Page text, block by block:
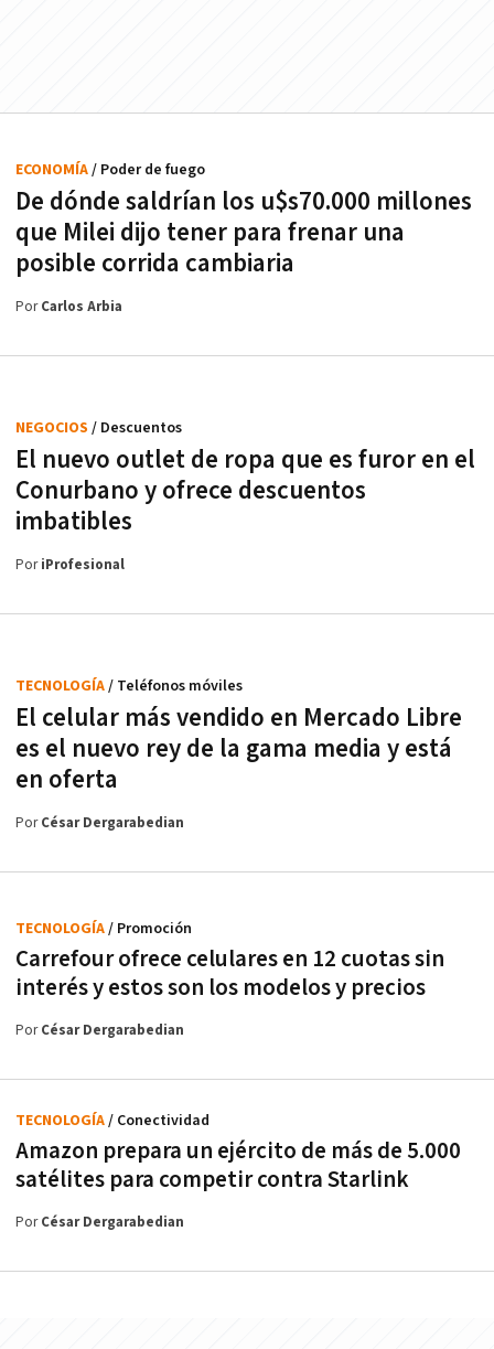
De dónde saldrían los u$s70.000 millones
que Milei dijo tener para frenar una
posible corrida cambiaria
ECONOMÍA/ Poder de fuego
PorCarlos Arbia
El nuevo outlet de ropa que es furor en el
Conurbano y ofrece descuentos
imbatibles
NEGOCIOS / Descuentos
PoriProfesional
El celular más vendido en Mercado Libre
es el nuevo rey de la gama media y está
en oferta
TECNOLOGÍA/ Teléfonos móviles
PorCésar Dergarabedian
Carrefour ofrece celulares en 12 cuotas sin
interés y estos son los modelos y precios
TECNOLOGÍA/ Promoción
PorCésar Dergarabedian
Amazon prepara un ejército de más de 5.000
satélites para competir contra Starlink
TECNOLOGÍA/ Conectividad
PorCésar Dergarabedian